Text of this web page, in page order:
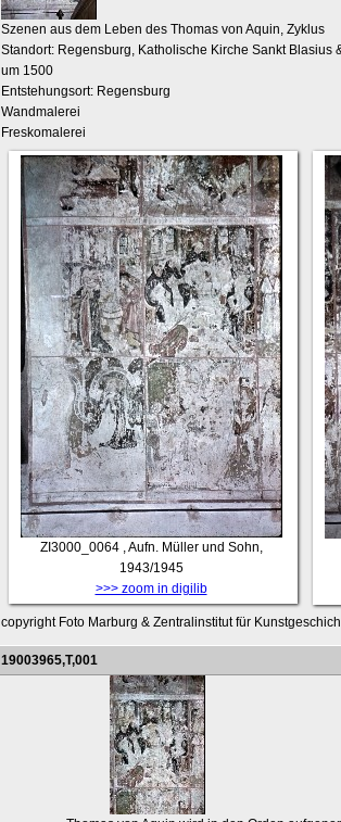
Szenen aus dem Leben des Thomas von Aquin, Zyklus
Standort: Regensburg, Katholische Kirche Sankt
um 1500
Entstehungsort: Regensburg
Wandmalerei
Freskomalerei
ZI3000_0064
, Aufn. Müller und Sohn,
1943/1945
>>> zoom in digilib
copyright Foto Marburg & Zentralinstitut für
19003965,T,001